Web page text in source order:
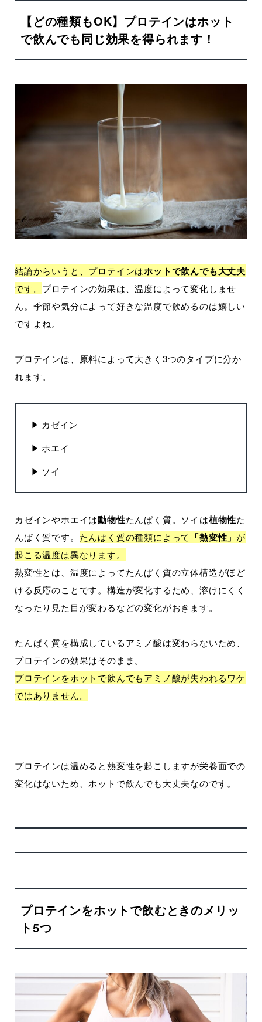
【どの種類もOK】プロテインはホット
で飲んでも同じ効果を得られます！
結論からいうと、プロテインはホットで飲んでも大丈夫
です。 プロテインの効果は、温度によって変化しませ
ん。季節や気分によって好きな温度で飲めるのは嬉しい
ですよね。
プロテインは、原料によって大きく3つのタイプに分か
れます。
カゼイン
ホエイ
ソイ
カゼインやホエイは動物性たんぱく質。ソイは植物性た
んぱく質です。 たんぱく質の種類によって 「熱変性」 が
起こる温度は異なります。
熱変性とは、温度によってたんぱく質の立体構造がほど
ける反応のことです。構造が変化するため、溶けにくく
なったり見た目が変わるなどの変化がおきます。
たんぱく質を構成しているアミノ酸は変わらないため、
プロテインの効果はそのまま。
プロテインをホットで飲んでもアミノ酸が失われるワケ
ではありません。
プロテインは温めると熱変性を起こしますが栄養面での
変化はないため、ホットで飲んでも大丈夫なのです。
プロテインをホットで飲むときのメリッ
ト5つ